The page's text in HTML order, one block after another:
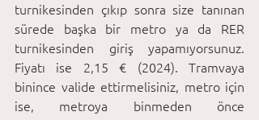
turnikesinden çıkıp sonra size tanınan
sürede başka bir metro ya da RER
turnikesinden giriş yapamıyorsunuz.
Fiyatı ise 2,15 € (2024). Tramvaya
binince valide ettirmelisiniz, metro için
ise, metroya binmeden önce